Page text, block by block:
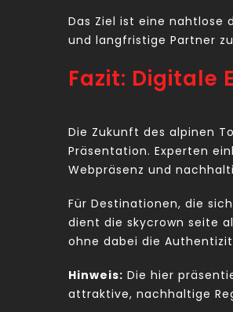
Das Ziel ist eine nahtlose
und langfristige Partner
Fazit: Digitale
Die Zukunft des alpinen
Präsentation. Experten
Webpräsenz und
Für Destinationen, die
dient die skycrown seite
ohne dabei die
Hinweis: Die hier
attraktive, nachhaltige